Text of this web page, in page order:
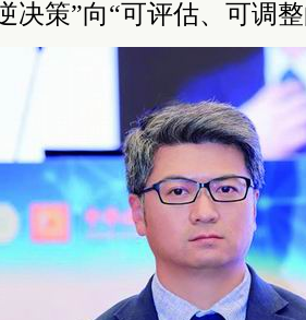
决策”向“可评估、可调